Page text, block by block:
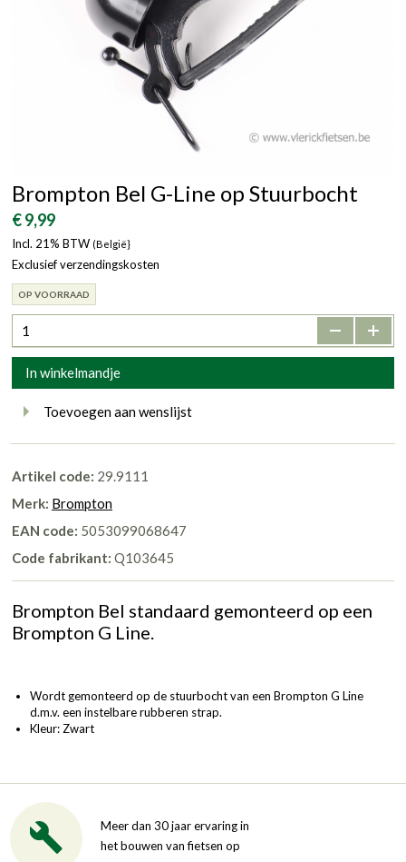
Brompton Bel G-Line op Stuurbocht
€ 9,99
Incl. 21% BTW (België}
Exclusief verzendingskosten
OP VOORRAAD
- +
In winkelmandje
Toevoegen aan wenslijst
Artikel code: 29.9111
Merk: Brompton
EAN code: 5053099068647
Code fabrikant: Q103645
Brompton Bel standaard gemonteerd op een
Brompton G Line.
Wordt gemonteerd op de stuurbocht van een Brompton G Line
d.m.v. een instelbare rubberen strap.
Kleur: Zwart
Meer dan 30 jaar ervaring in
het bouwen van fietsen op